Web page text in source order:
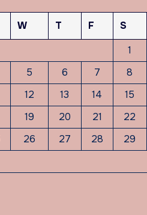
W T F S
1
5 6 7 8
12 13 14 15
19 20 21 22
26 27 28 29